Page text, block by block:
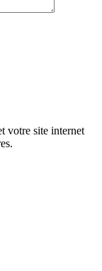
votre site internet